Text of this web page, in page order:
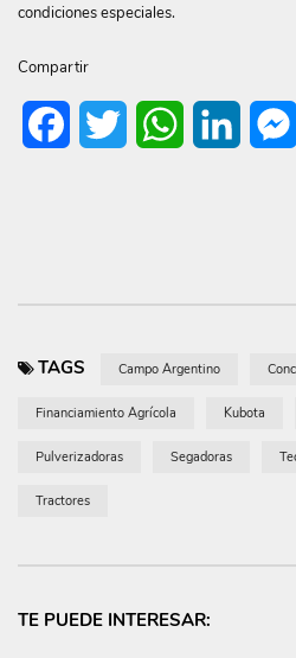
condiciones especiales.
Compartir
FacebookTwitter WhatsApp
TAGS Campo Argentino
Financiamiento Agrícola Kubota
Pulverizadoras Segadoras
Tractores
TE PUEDE INTERESAR: